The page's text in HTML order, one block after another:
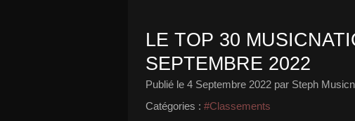
LE TOP 30
SEPTEMBRE 2022
Publié le 4 Septembre 2022 par Steph
Catégories : #Classements